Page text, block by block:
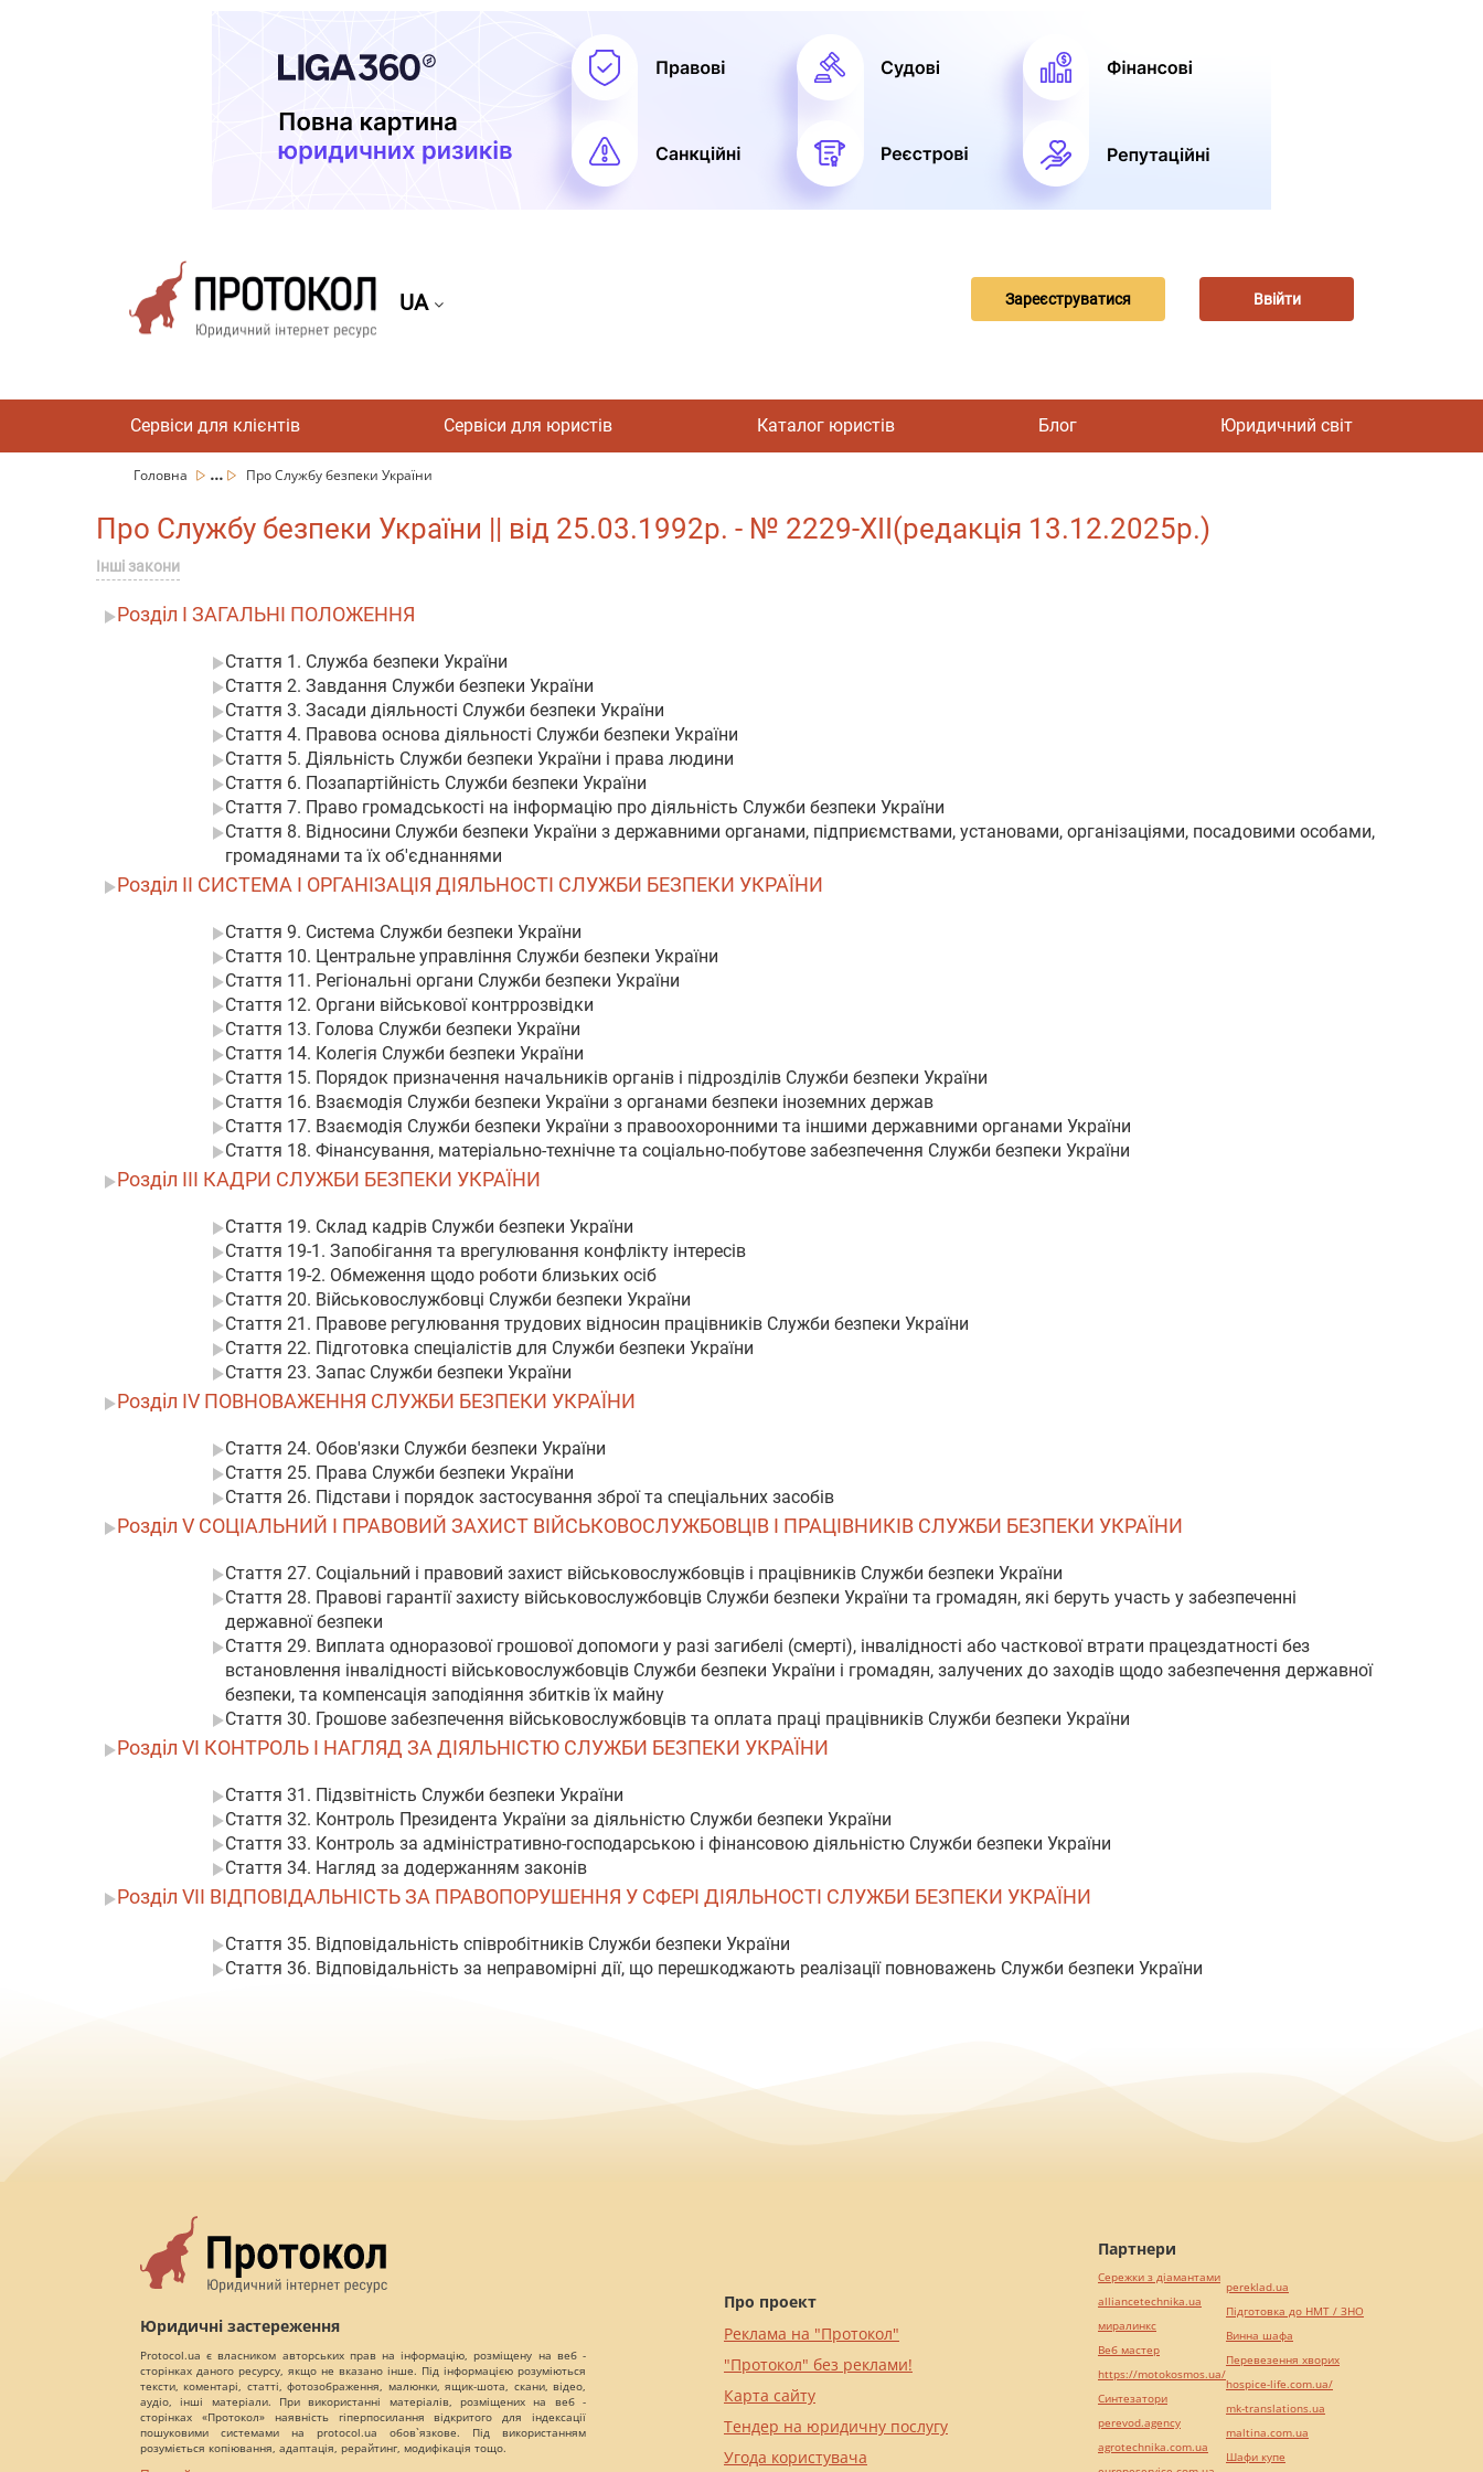
UA Зареєструватися Ввійти
Сервіси для клієнтів Сервіси для юристів Каталог юристів Блог Юридичний світ
Головна ... Про Службу безпеки України
Про Службу безпеки України || від 25.03.1992р. - № 2229-XII(редакція 13.12.2025р.)
Інші закони
Розділ I ЗАГАЛЬНІ ПОЛОЖЕННЯ
Стаття 1. Служба безпеки України
Стаття 2. Завдання Служби безпеки України
Стаття 3. Засади діяльності Служби безпеки України
Стаття 4. Правова основа діяльності Служби безпеки України
Стаття 5. Діяльність Служби безпеки України і права людини
Стаття 6. Позапартійність Служби безпеки України
Стаття 7. Право громадськості на інформацію про діяльність Служби безпеки України
Стаття 8. Відносини Служби безпеки України з державними органами, підприємствами, установами, організаціями, посадовими особами,
громадянами та їх об'єднаннями
Розділ II СИСТЕМА І ОРГАНІЗАЦІЯ ДІЯЛЬНОСТІ СЛУЖБИ БЕЗПЕКИ УКРАЇНИ
Стаття 9. Система Служби безпеки України
Стаття 10. Центральне управління Служби безпеки України
Стаття 11. Регіональні органи Служби безпеки України
Стаття 12. Органи військової контррозвідки
Стаття 13. Голова Служби безпеки України
Стаття 14. Колегія Служби безпеки України
Стаття 15. Порядок призначення начальників органів і підрозділів Служби безпеки України
Стаття 16. Взаємодія Служби безпеки України з органами безпеки іноземних держав
Стаття 17. Взаємодія Служби безпеки України з правоохоронними та іншими державними органами України
Стаття 18. Фінансування, матеріально-технічне та соціально-побутове забезпечення Служби безпеки України
Розділ III КАДРИ СЛУЖБИ БЕЗПЕКИ УКРАЇНИ
Стаття 19. Склад кадрів Служби безпеки України
Стаття 19-1. Запобігання та врегулювання конфлікту інтересів
Стаття 19-2. Обмеження щодо роботи близьких осіб
Стаття 20. Військовослужбовці Служби безпеки України
Стаття 21. Правове регулювання трудових відносин працівників Служби безпеки України
Стаття 22. Підготовка спеціалістів для Служби безпеки України
Стаття 23. Запас Служби безпеки України
Розділ IV ПОВНОВАЖЕННЯ СЛУЖБИ БЕЗПЕКИ УКРАЇНИ
Стаття 24. Обов'язки Служби безпеки України
Стаття 25. Права Служби безпеки України
Стаття 26. Підстави і порядок застосування зброї та спеціальних засобів
Розділ V СОЦІАЛЬНИЙ І ПРАВОВИЙ ЗАХИСТ ВІЙСЬКОВОСЛУЖБОВЦІВ І ПРАЦІВНИКІВ СЛУЖБИ БЕЗПЕКИ УКРАЇНИ
Стаття 27. Соціальний і правовий захист військовослужбовців і працівників Служби безпеки України
Стаття 28. Правові гарантії захисту військовослужбовців Служби безпеки України та громадян, які беруть участь у забезпеченні
державної безпеки
Стаття 29. Виплата одноразової грошової допомоги у разі загибелі (смерті), інвалідності або часткової втрати працездатності без
встановлення інвалідності військовослужбовців Служби безпеки України і громадян, залучених до заходів щодо забезпечення державної
безпеки, та компенсація заподіяння збитків їх майну
Стаття 30. Грошове забезпечення військовослужбовців та оплата праці працівників Служби безпеки України
Розділ VI КОНТРОЛЬ І НАГЛЯД ЗА ДІЯЛЬНІСТЮ СЛУЖБИ БЕЗПЕКИ УКРАЇНИ
Стаття 31. Підзвітність Служби безпеки України
Стаття 32. Контроль Президента України за діяльністю Служби безпеки України
Стаття 33. Контроль за адміністративно-господарською і фінансовою діяльністю Служби безпеки України
Стаття 34. Нагляд за додержанням законів
Розділ VII ВІДПОВІДАЛЬНІСТЬ ЗА ПРАВОПОРУШЕННЯ У СФЕРІ ДІЯЛЬНОСТІ СЛУЖБИ БЕЗПЕКИ УКРАЇНИ
Стаття 35. Відповідальність співробітників Служби безпеки України
Стаття 36. Відповідальність за неправомірні дії, що перешкоджають реалізації повноважень Служби безпеки України
Юридичні застереження
Protocol.ua є власником авторських прав на інформацію, розміщену на веб -
сторінках даного ресурсу, якщо не вказано інше. Під інформацією розуміються
тексти, коментарі, статті, фотозображення, малюнки, ящик-шота, скани, відео,
аудіо, інші матеріали. При використанні матеріалів, розміщених на веб -
сторінках «Протокол» наявність гіперпосилання відкритого для індексації
пошуковими системами на protocol.ua обов`язкове. Під використанням
розуміється копіювання, адаптація, рерайтинг, модифікація тощо.
Про проект
Реклама на "Протокол"
"Протокол" без реклами!
Карта сайту
Тендер на юридичну послугу
Угода користувача
Партнери
Сережки з діамантами
alliancetechnika.ua
миралинкс
Веб мастер
https://motokosmos.ua/
Синтезатори
perevod.agency
agrotechnika.com.ua
pereklad.ua
Підготовка до НМТ / ЗНО
Винна шафа
Перевезення хворих
hospice-life.com.ua/
mk-translations.ua
maltina.com.ua
Шафи купе